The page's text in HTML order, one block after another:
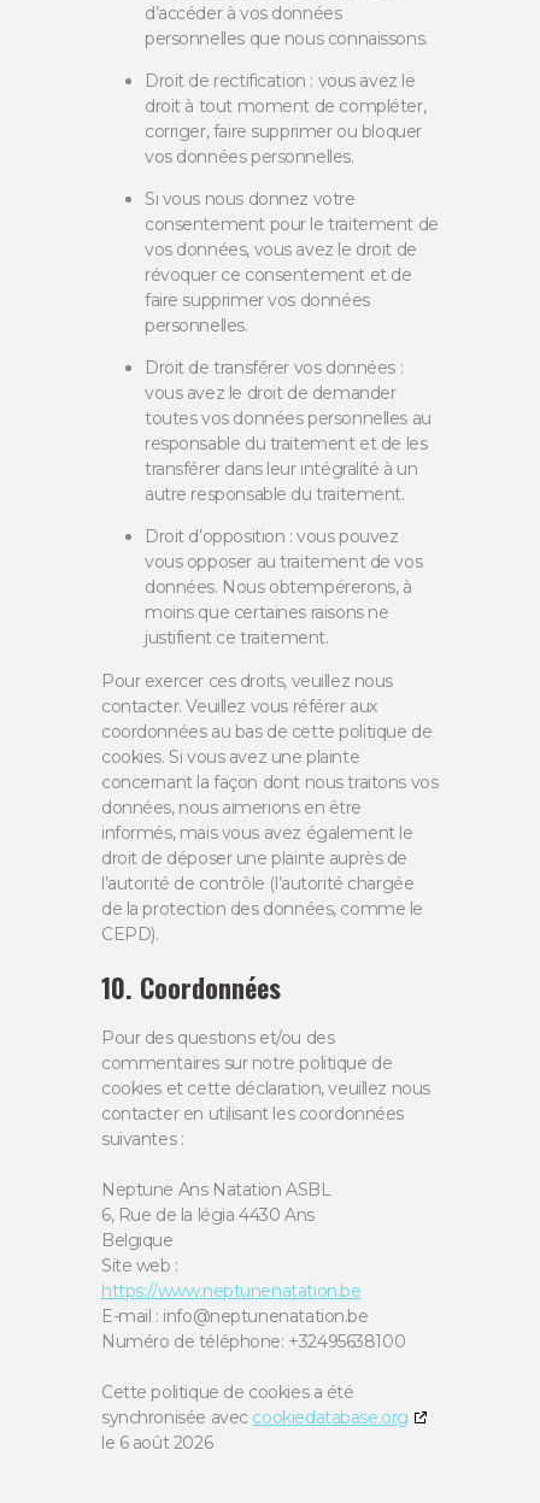
d’accéder à vos données
personnelles que nous connaissons.
Droit de rectification : vous avez le
droit à tout moment de compléter,
corriger, faire supprimer ou bloquer
vos données personnelles.
Si vous nous donnez votre
consentement pour le traitement de
vos données, vous avez le droit de
révoquer ce consentement et de
faire supprimer vos données
personnelles.
Droit de transférer vos données :
vous avez le droit de demander
toutes vos données personnelles au
responsable du traitement et de les
transférer dans leur intégralité à un
autre responsable du traitement.
Droit d’opposition : vous pouvez
vous opposer au traitement de vos
données. Nous obtempérerons, à
moins que certaines raisons ne
justifient ce traitement.
Pour exercer ces droits, veuillez nous
contacter. Veuillez vous référer aux
coordonnées au bas de cette politique de
cookies. Si vous avez une plainte
concernant la façon dont nous traitons vos
données, nous aimerions en être
informés, mais vous avez également le
droit de déposer une plainte auprès de
l’autorité de contrôle (l’autorité chargée
de la protection des données, comme le
CEPD).
10. Coordonnées
Pour des questions et/ou des
commentaires sur notre politique de
cookies et cette déclaration, veuillez nous
contacter en utilisant les coordonnées
suivantes :
Neptune Ans Natation ASBL
6, Rue de la légia 4430 Ans
Belgique
Site web :
https://www.neptunenatation.be
E-mail : eb.noitatanenutpen@ofni
Numéro de téléphone: +32495638100
Cette politique de cookies a été
synchronisée avec cookiedatabase.org
le 6 août 2026